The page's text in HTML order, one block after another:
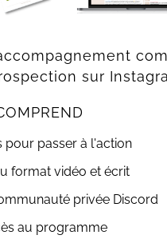
sur
pour passer à l'action
format vidéo et écrit
privée Discord
au programme